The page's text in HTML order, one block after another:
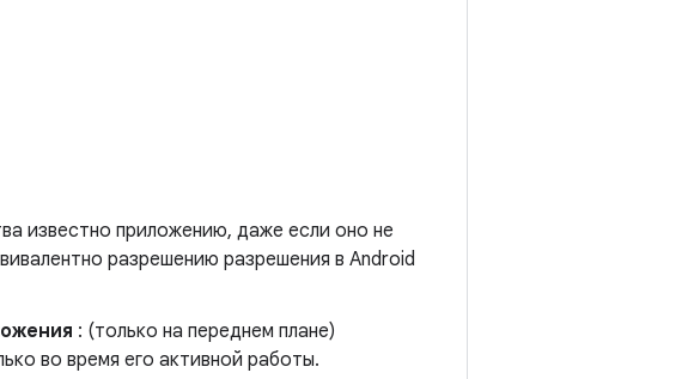
известно приложению, даже если оно не
разрешению разрешения в Android
: (только на переднем плане)
во время его активной работы.